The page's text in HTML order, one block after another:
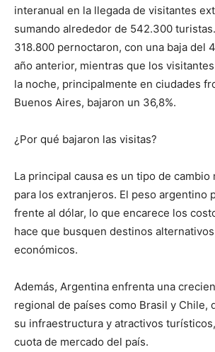
interanual en la llegada de visitantes
sumando alrededor de 542.300
318.800 pernoctaron, con una baja del
año anterior, mientras que los
la noche, principalmente en ciudades
Buenos Aires, bajaron un 36,8%.
¿Por qué bajaron las visitas?
La principal causa es un tipo de cambio
para los extranjeros. El peso argentino
frente al dólar, lo que encarece los
hace que busquen destinos
económicos.
Además, Argentina enfrenta una
regional de países como Brasil y Chile,
su infraestructura y atractivos
cuota de mercado del país.